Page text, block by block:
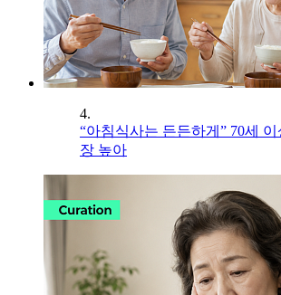
4.
“아침식사는 든든하게” 70세
장 높아